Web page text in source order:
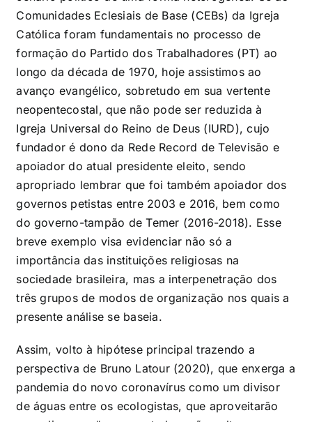
Comunidades Eclesiais de Base (CEBs) da Igreja
Católica foram fundamentais no processo de
formação do Partido dos Trabalhadores (PT) ao
longo da década de 1970, hoje assistimos ao
avanço evangélico, sobretudo em sua vertente
neopentecostal, que não pode ser reduzida à
Igreja Universal do Reino de Deus (IURD), cujo
fundador é dono da Rede Record de Televisão e
apoiador do atual presidente eleito, sendo
apropriado lembrar que foi também apoiador dos
governos petistas entre 2003 e 2016, bem como
do governo-tampão de Temer (2016-2018). Esse
breve exemplo visa evidenciar não só a
importância das instituições religiosas na
sociedade brasileira, mas a interpenetração dos
três grupos de modos de organização nos quais a
presente análise se baseia.
Assim, volto à hipótese principal trazendo a
perspectiva de Bruno Latour (2020), que enxerga a
pandemia do novo coronavírus como um divisor
de águas entre os ecologistas, que aproveitarão